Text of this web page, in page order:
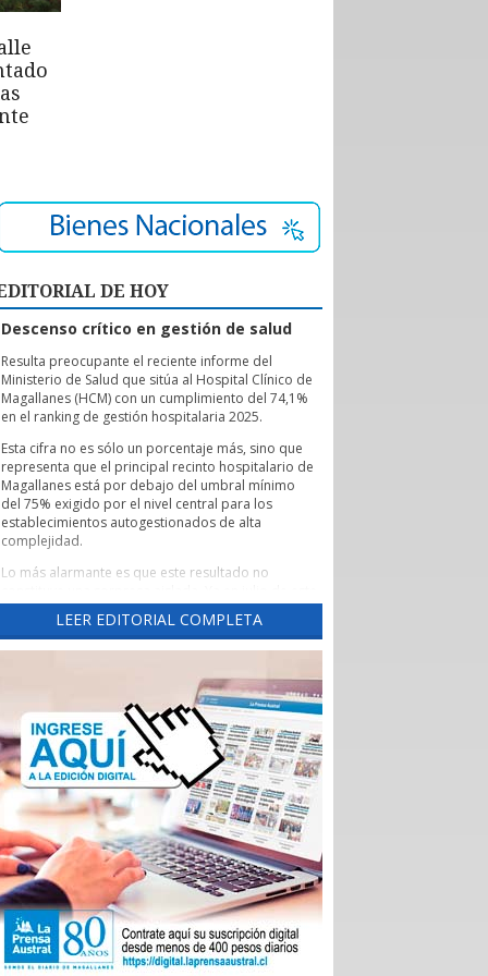
DE HOY
Descenso crítico en gestión de salud
Resulta preocupante el reciente informe del
Ministerio de Salud que sitúa al Hospital Clínico de
Magallanes (HCM) con un cumplimiento del 74,1%
en el ranking de gestión hospitalaria 2025.
Esta cifra no es sólo un porcentaje más, sino que
representa que el principal recinto hospitalario de
Magallanes está por debajo del umbral mínimo
del 75% exigido por el nivel central para los
establecimientos autogestionados de alta
complejidad.
Lo más alarmante es que este resultado no
año este diario había advertido una tendencia
preocupante, cuando un reporte de la Evaluación
de los Establecimientos Autogestionados en Red
región con un crítico 65,3% de cumplimiento al
corte de abril de 2026.
Un aspecto preocupante de aquel reporte fue la
brusca caída del indicador las Garantías Explícitas
de Salud (Ges), que otorga cobertura obligatoria a
través de Fonasa e Isapres para 90 problemas de
sanitarios, “asegurando” derechos claros de
atención médica.
Durante el año pasado, este indicador se mantuvo
en alrededor del 90%, pero cayó de 92,7% en
noviembre a 74% en diciembre, para desplomarse
a 34,3% en enero.
En aquella ocasión, las autoridades locales
atribuyeron el deterioro a problemas
LEER EDITORIAL COMPLETA